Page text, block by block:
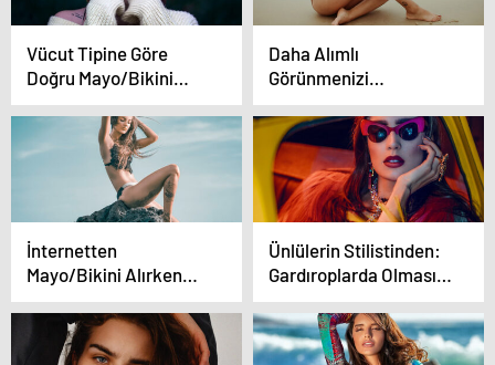
Vücut Tipine Göre
Doğru Mayo/Bikini
Seçimi
Daha Alımlı
Görünmenizi
Sağlayacak 6 Stil
Düzenlemesi
İnternetten
Mayo/Bikini Alırken
Nelere Dikkat Etmeli?
Ünlülerin Stilistinden:
Gardıroplarda Olması
Gereken 5 Parça